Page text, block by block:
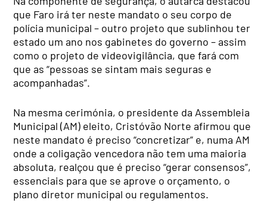
que Faro irá ter neste mandato o seu corpo de
polícia municipal – outro projeto que sublinhou ter
estado um ano nos gabinetes do governo – assim
como o projeto de videovigilância, que fará com
que as “pessoas se sintam mais seguras e
acompanhadas”.
Na mesma cerimónia, o presidente da Assembleia
Municipal (AM) eleito, Cristóvão Norte afirmou que
neste mandato é preciso “concretizar” e, numa AM
onde a coligação vencedora não tem uma maioria
absoluta, realçou que é preciso “gerar consensos”,
essenciais para que se aprove o orçamento, o
plano diretor municipal ou regulamentos.